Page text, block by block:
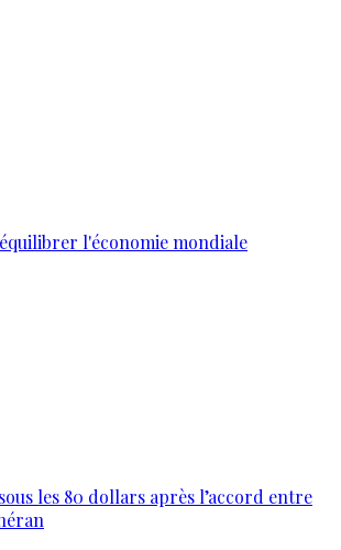
l'économie mondiale
les 80 dollars après l’accord entre